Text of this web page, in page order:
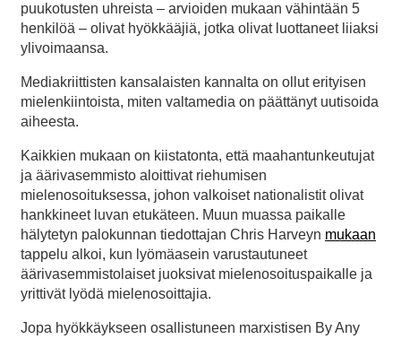
puukotusten uhreista – arvioiden mukaan vähintään 5
henkilöä – olivat hyökkääjiä, jotka olivat luottaneet liiaksi
ylivoimaansa.
Mediakriittisten kansalaisten kannalta on ollut erityisen
mielenkiintoista, miten valtamedia on päättänyt uutisoida
aiheesta.
Kaikkien mukaan on kiistatonta, että maahantunkeutujat
ja äärivasemmisto aloittivat riehumisen
mielenosoituksessa, johon valkoiset nationalistit olivat
hankkineet luvan etukäteen. Muun muassa paikalle
hälytetyn palokunnan tiedottajan Chris Harveyn mukaan
tappelu alkoi, kun lyömäasein varustautuneet
äärivasemmistolaiset juoksivat mielenosoituspaikalle ja
yrittivät lyödä mielenosoittajia.
Jopa hyökkäykseen osallistuneen marxistisen By Any